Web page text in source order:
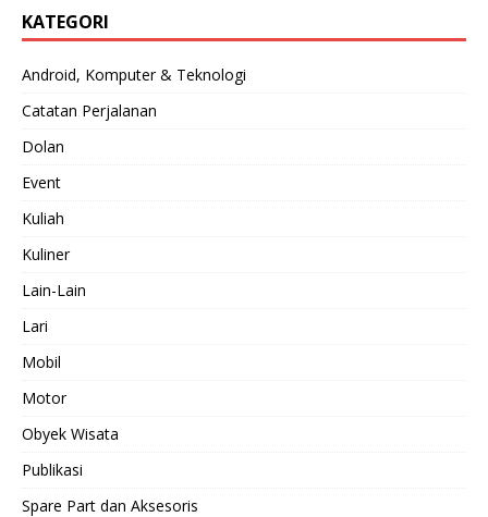
KATEGORI
Android, Komputer & Teknologi
Catatan Perjalanan
Dolan
Event
Kuliah
Kuliner
Lain-Lain
Lari
Mobil
Motor
Obyek Wisata
Publikasi
Spare Part dan Aksesoris